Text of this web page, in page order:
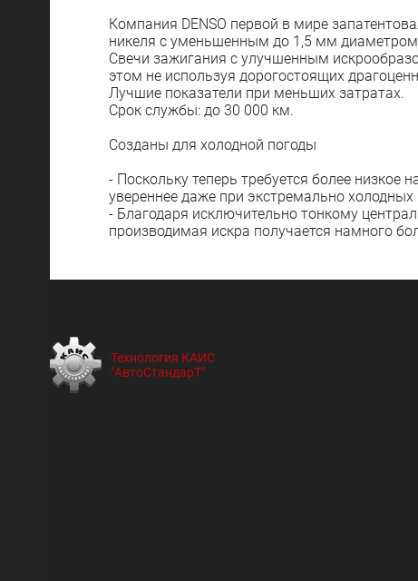
Компания DENSO первой в мире
никеля с уменьшенным до 1,5 мм
Свечи зажигания с улучшенным
этом не используя дорогостоящих
Лучшие показатели при меньших затратах.
Срок службы: до 30 000 км.
Созданы для холодной погоды
- Поскольку теперь требуется более низкое
увереннее даже при экстремально холодных
- Благодаря исключительно тонкому
производимая искра получается намного
Технология КАИС
"АвтоСтандарТ"